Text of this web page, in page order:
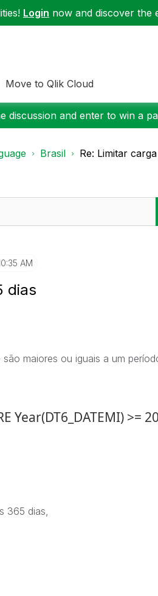
Login now and discover the
Move to Qlik Cloud
discussion and enter to win a
Brasil Re: Limitar
AM
dias
maiores ou iguais a um
Year(DT6_DATEMI) >=
365 dias,